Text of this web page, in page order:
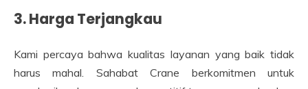
3. Harga Terjangkau
Kami percaya bahwa kualitas layanan yang baik tidak
harus mahal. Sahabat Crane berkomitmen untuk